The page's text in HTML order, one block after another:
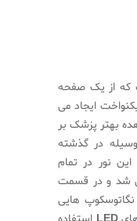
که از یک صفحه
ایجاد می
بهتر پزشک بر
در گذشته
نور در تمام
شد و در قسمت
نگاتوسکوپ هایی